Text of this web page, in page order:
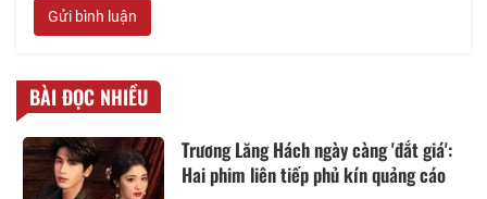
Gửi bình luận
BÀI ĐỌC NHIỀU
Trương Lăng Hách ngày càng 'đắt giá':
Hai phim liên tiếp phủ kín quảng cáo